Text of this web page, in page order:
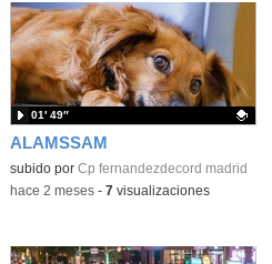
ALAMSSAM
Contenido educativo.
subido por Cp fernandezdecord madrid
01′ 49″
-hace 2 meses- 7 visualizaciones